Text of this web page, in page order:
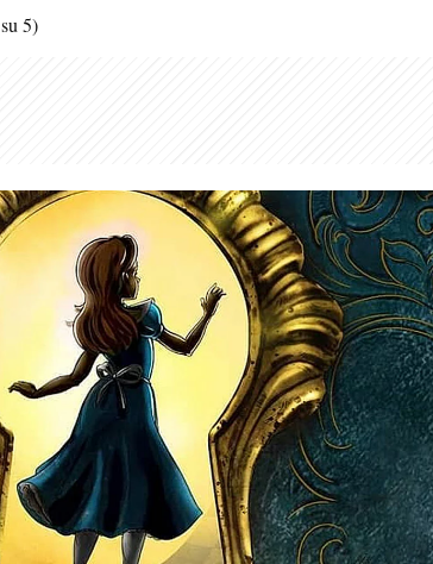
su 5)